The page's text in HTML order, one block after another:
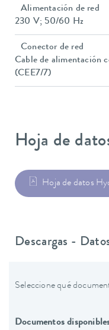
Alimentación de red
230 V; 50/60 Hz
Conector de red
Cable de alimentación
(CEE7/7)
Hoja de
Hoja de datos
Descargas -
Seleccione qué
Documentos